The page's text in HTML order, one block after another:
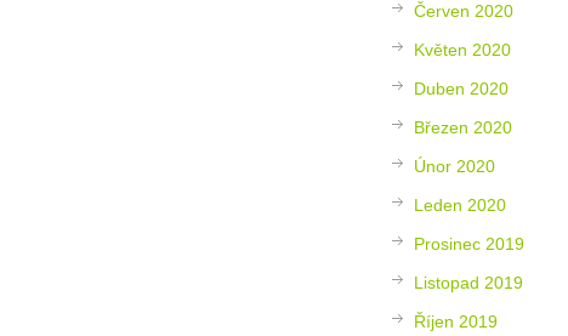
Červen 2020
Květen 2020
Duben 2020
Březen 2020
Únor 2020
Leden 2020
Prosinec 2019
Listopad 2019
Říjen 2019